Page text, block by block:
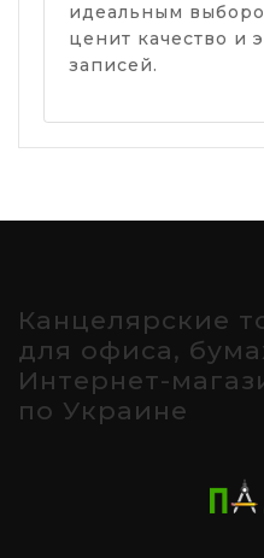
идеальным
ценит качество и
записей.
Канцелярские
для офиса,
Интернет-
по Украине